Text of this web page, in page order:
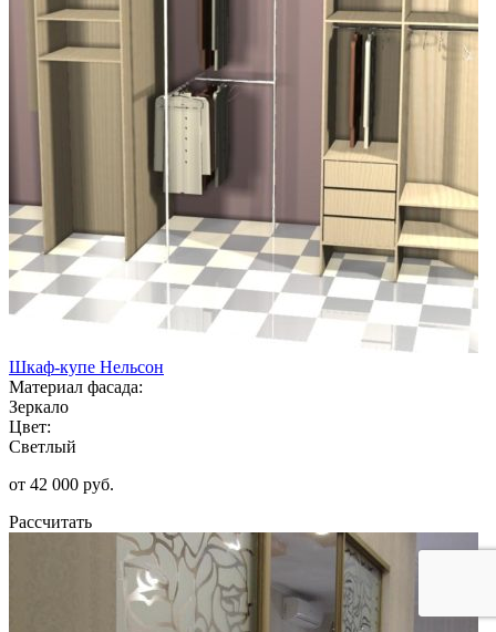
Шкаф-купе Нельсон
Материал фасада:
Зеркало
Цвет:
Светлый
от 42 000 руб.
Рассчитать